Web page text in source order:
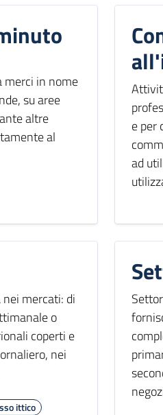
merci in nome
su aree
altre
al
e per
ad
mercati: di
o
coperti e
nei
ittico